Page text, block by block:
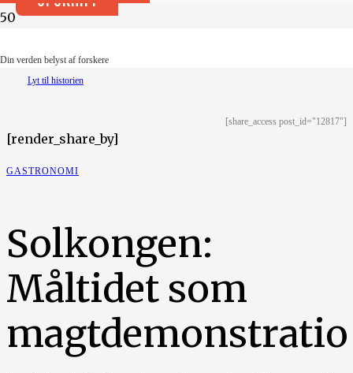
Din verden belyst af forskere
Lyt til historien
[share_access post_id="12817"]
[render_share_by]
GASTRONOMI
Solkongen:
Måltidet som